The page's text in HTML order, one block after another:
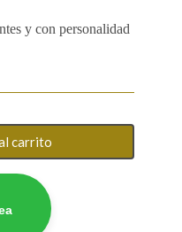
y con personalidad
carrito